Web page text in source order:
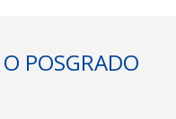
POSGRADO